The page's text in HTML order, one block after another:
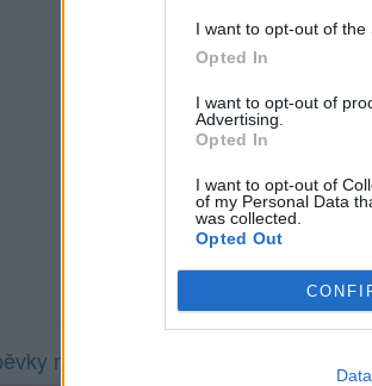
I want to opt-out of the
Opted In
I want to opt-out of
Advertising.
Opted In
I want to opt-out of
of my Personal Data
was collected.
Opted Out
na mé zdi